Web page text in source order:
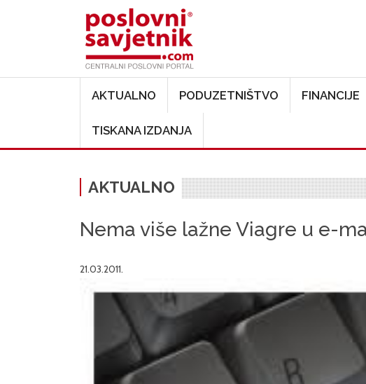
AKTUALNO PODUZETNIŠTVO FINANCIJE
TISKANA IZDANJA
AKTUALNO
Nema više lažne Viagre u e-
21.03.2011.